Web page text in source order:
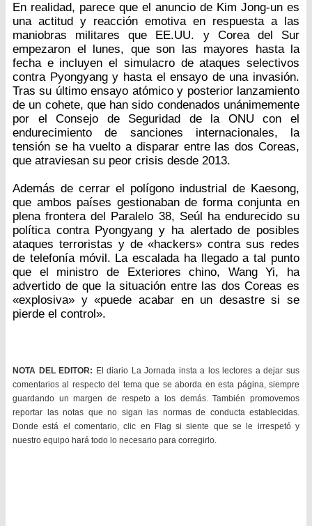
En realidad, parece que el anuncio de Kim Jong-un es
una actitud y reacción emotiva en respuesta a las
maniobras militares que EE.UU. y Corea del Sur
empezaron el lunes, que son las mayores hasta la
fecha e incluyen el simulacro de ataques selectivos
contra Pyongyang y hasta el ensayo de una invasión.
Tras su último ensayo atómico y posterior lanzamiento
de un cohete, que han sido condenados unánimemente
por el Consejo de Seguridad de la ONU con el
endurecimiento de sanciones internacionales, la
tensión se ha vuelto a disparar entre las dos Coreas,
que atraviesan su peor crisis desde 2013.
Además de cerrar el polígono industrial de Kaesong,
que ambos países gestionaban de forma conjunta en
plena frontera del Paralelo 38, Seúl ha endurecido su
política contra Pyongyang y ha alertado de posibles
ataques terroristas y de «hackers» contra sus redes
de telefonía móvil. La escalada ha llegado a tal punto
que el ministro de Exteriores chino, Wang Yi, ha
advertido de que la situación entre las dos Coreas es
«explosiva» y «puede acabar en un desastre si se
pierde el control».
NOTA DEL EDITOR: El diario La Jornada insta a los lectores a dejar sus
comentarios al respecto del tema que se aborda en esta página, siempre
guardando un margen de respeto a los demás. También promovemos
reportar las notas que no sigan las normas de conducta establecidas.
Donde está el comentario, clic en Flag si siente que se le irrespetó y
nuestro equipo hará todo lo necesario para corregirlo.